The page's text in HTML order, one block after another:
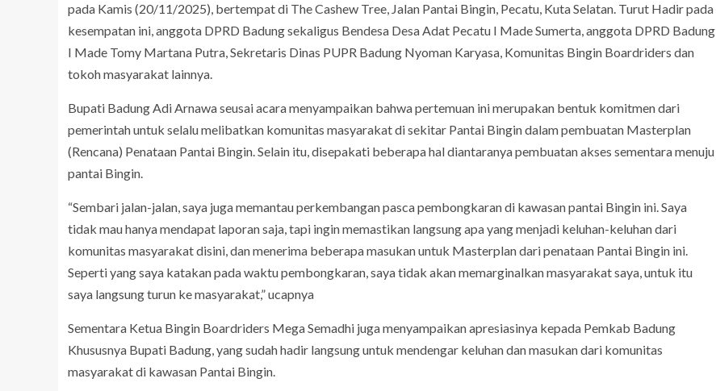
pada Kamis (20/11/2025), bertempat di The Cashew Tree, Jalan Pantai Bingin, Pecatu, Kuta Selatan. Turut Hadir pada
kesempatan ini, anggota DPRD Badung sekaligus Bendesa Desa Adat Pecatu I Made Sumerta, anggota DPRD Badung
I Made Tomy Martana Putra, Sekretaris Dinas PUPR Badung Nyoman Karyasa, Komunitas Bingin Boardriders dan
tokoh masyarakat lainnya.
Bupati Badung Adi Arnawa seusai acara menyampaikan bahwa pertemuan ini merupakan bentuk komitmen dari
pemerintah untuk selalu melibatkan komunitas masyarakat di sekitar Pantai Bingin dalam pembuatan Masterplan
(Rencana) Penataan Pantai Bingin. Selain itu, disepakati beberapa hal diantaranya pembuatan akses sementara menuju
pantai Bingin.
“Sembari jalan-jalan, saya juga memantau perkembangan pasca pembongkaran di kawasan pantai Bingin ini. Saya
tidak mau hanya mendapat laporan saja, tapi ingin memastikan langsung apa yang menjadi keluhan-keluhan dari
komunitas masyarakat disini, dan menerima beberapa masukan untuk Masterplan dari penataan Pantai Bingin ini.
Seperti yang saya katakan pada waktu pembongkaran, saya tidak akan memarginalkan masyarakat saya, untuk itu
saya langsung turun ke masyarakat,” ucapnya
Sementara Ketua Bingin Boardriders Mega Semadhi juga menyampaikan apresiasinya kepada Pemkab Badung
Khususnya Bupati Badung, yang sudah hadir langsung untuk mendengar keluhan dan masukan dari komunitas
masyarakat di kawasan Pantai Bingin.